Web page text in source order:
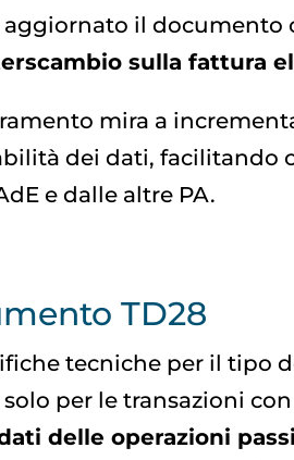
aggiornato il documento
sulla fattura
mira a
dei dati, facilitando
e dalle altre PA.
TD28
tecniche per il tipo
per le transazioni
delle operazioni